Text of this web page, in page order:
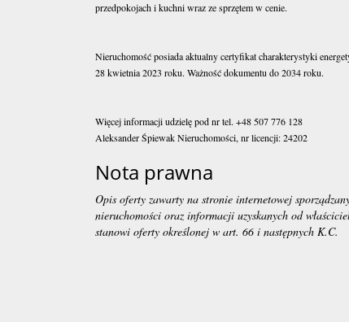
przedpokojach i kuchni wraz ze sprzętem w cenie.
Nieruchomość posiada aktualny certyfikat charakterystyki
28 kwietnia 2023 roku. Ważność dokumentu do 2034 roku.
Więcej informacji udzielę pod nr tel. +48 507 776 128
Aleksander Śpiewak Nieruchomości, nr licencji: 24202
Nota prawna
Opis oferty zawarty na stronie internetowej
nieruchomości oraz informacji uzyskanych od
stanowi oferty określonej w art. 66 i następnych K.C.